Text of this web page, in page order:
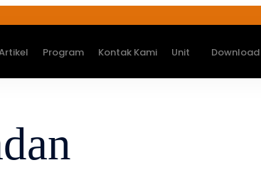
Program Kontak Kami Unit Download